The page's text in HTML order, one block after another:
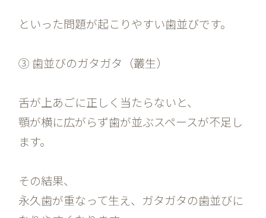
といった問題が起こりやすい歯並びです。
③ 歯並びのガタガタ（叢生）
舌が上あごに正しく当たらないと、
顎が横に広がらず歯が並ぶスペースが不足し
ます。
その結果、
永久歯が重なって生え、ガタガタの歯並びに